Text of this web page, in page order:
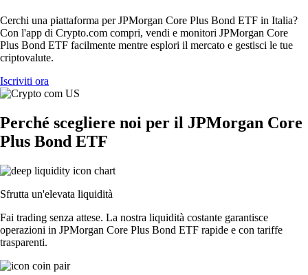
Cerchi una piattaforma per JPMorgan Core Plus Bond ETF in Italia?
Con l'app di Crypto.com compri, vendi e monitori JPMorgan Core
Plus Bond ETF facilmente mentre esplori il mercato e gestisci le tue
criptovalute.
Iscriviti ora
Perché scegliere noi per il JPMorgan Core
Plus Bond ETF
Sfrutta un'elevata liquidità
Fai trading senza attese. La nostra liquidità costante garantisce
operazioni in JPMorgan Core Plus Bond ETF rapide e con tariffe
trasparenti.